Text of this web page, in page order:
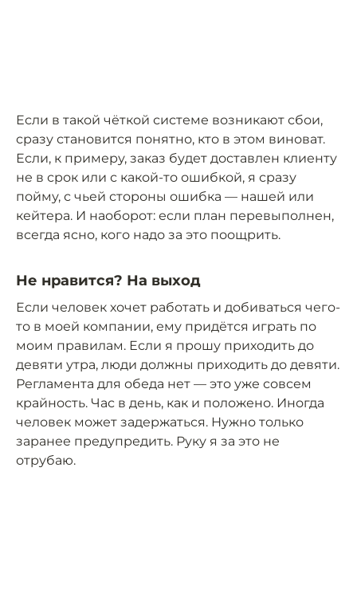
Если в такой чёткой системе возникают сбои,
сразу становится понятно, кто в этом виноват.
Если, к примеру, заказ будет доставлен клиенту
не в срок или с какой-то ошибкой, я сразу
пойму, с чьей стороны ошибка — нашей или
кейтера. И наоборот: если план перевыполнен,
всегда ясно, кого надо за это поощрить.
Не нравится? На выход
Если человек хочет работать и добиваться чего-
то в моей компании, ему придётся играть по
моим правилам. Если я прошу приходить до
девяти утра, люди должны приходить до девяти.
Регламента для обеда нет — это уже совсем
крайность. Час в день, как и положено. Иногда
человек может задержаться. Нужно только
заранее предупредить. Руку я за это не
отрубаю.